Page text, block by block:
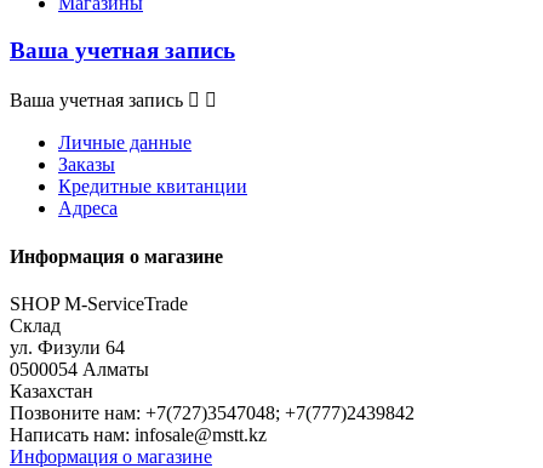
Ваша учетная запись
Ваша учетная запись  
Личные данные
Заказы
Кредитные квитанции
Адреса
Информация о магазине
SHOP M-ServiceTrade
Склад
ул. Физули 64
0500054 Алматы
Казахстан
Позвоните нам: +7(727)3547048; +7(777)2439842
Написать нам: infosale@mstt.kz
Информация о магазине